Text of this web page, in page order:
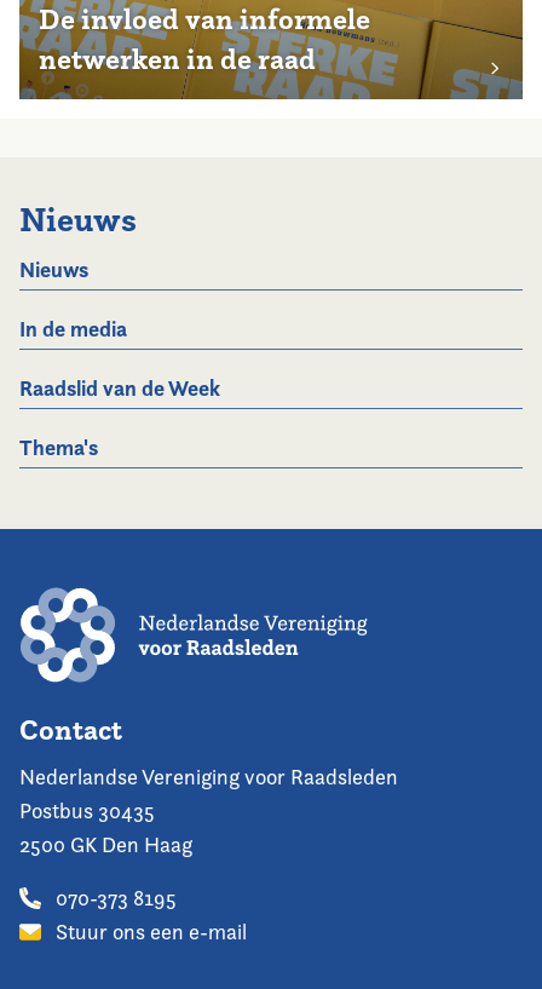
De invloed van informele
netwerken in de raad
Nieuws
Nieuws
In de media
Raadslid van de Week
Thema's
Contact
Nederlandse Vereniging voor Raadsleden
Postbus 30435
2500 GK Den Haag
070-373 8195
Stuur ons een e-mail